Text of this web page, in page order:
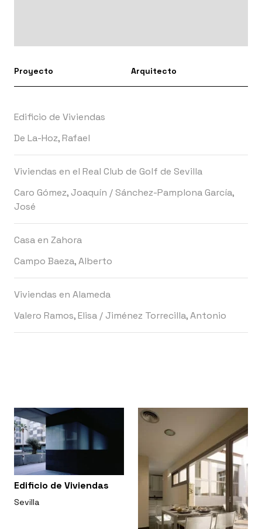
Proyecto Arquitecto
Edificio de Viviendas
De La-Hoz, Rafael
Viviendas en el Real Club de Golf de Sevilla
Caro Gómez, Joaquín / Sánchez-Pamplona García,
José
Casa en Zahora
Campo Baeza, Alberto
Viviendas en Alameda
Valero Ramos, Elisa / Jiménez Torrecilla, Antonio
Edificio de Viviendas
Sevilla